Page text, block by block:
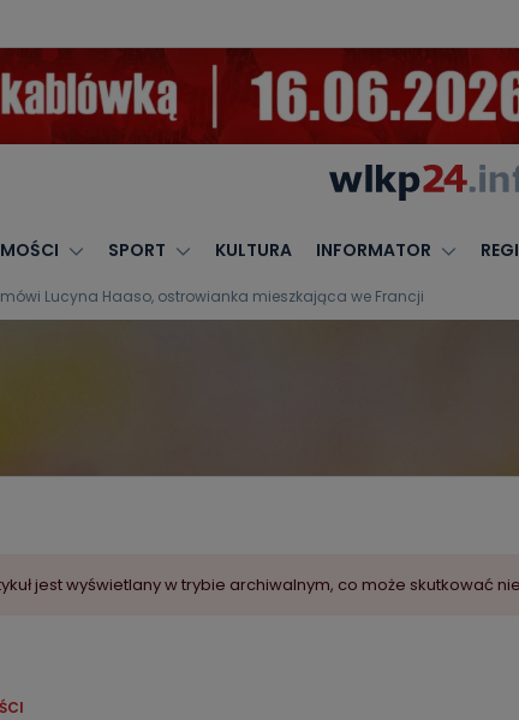
SPORT KULTURA INFORMATOR
mówi Lucyna Haaso, ostrowianka mieszkająca we Francji
jest wyświetlany w trybie archiwalnym, co może skutkować